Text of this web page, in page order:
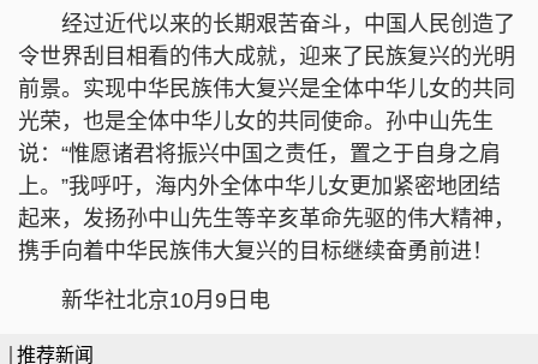
经过近代以来的长期艰苦奋斗，中国人民创造了
令世界刮目相看的伟大成就，迎来了民族复兴的光明
前景。实现中华民族伟大复兴是全体中华儿女的共同
光荣，也是全体中华儿女的共同使命。孙中山先生
说：“惟愿诸君将振兴中国之责任，置之于自身之肩
上。”我呼吁，海内外全体中华儿女更加紧密地团结
起来，发扬孙中山先生等辛亥革命先驱的伟大精神，
携手向着中华民族伟大复兴的目标继续奋勇前进！
新华社北京10月9日电
推荐新闻